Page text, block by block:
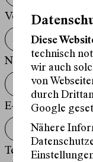
Vorname*
Nachname*
E-Mail*
Telefon*
Diese
technisch
wir auch
von
durch
Google
Nähere